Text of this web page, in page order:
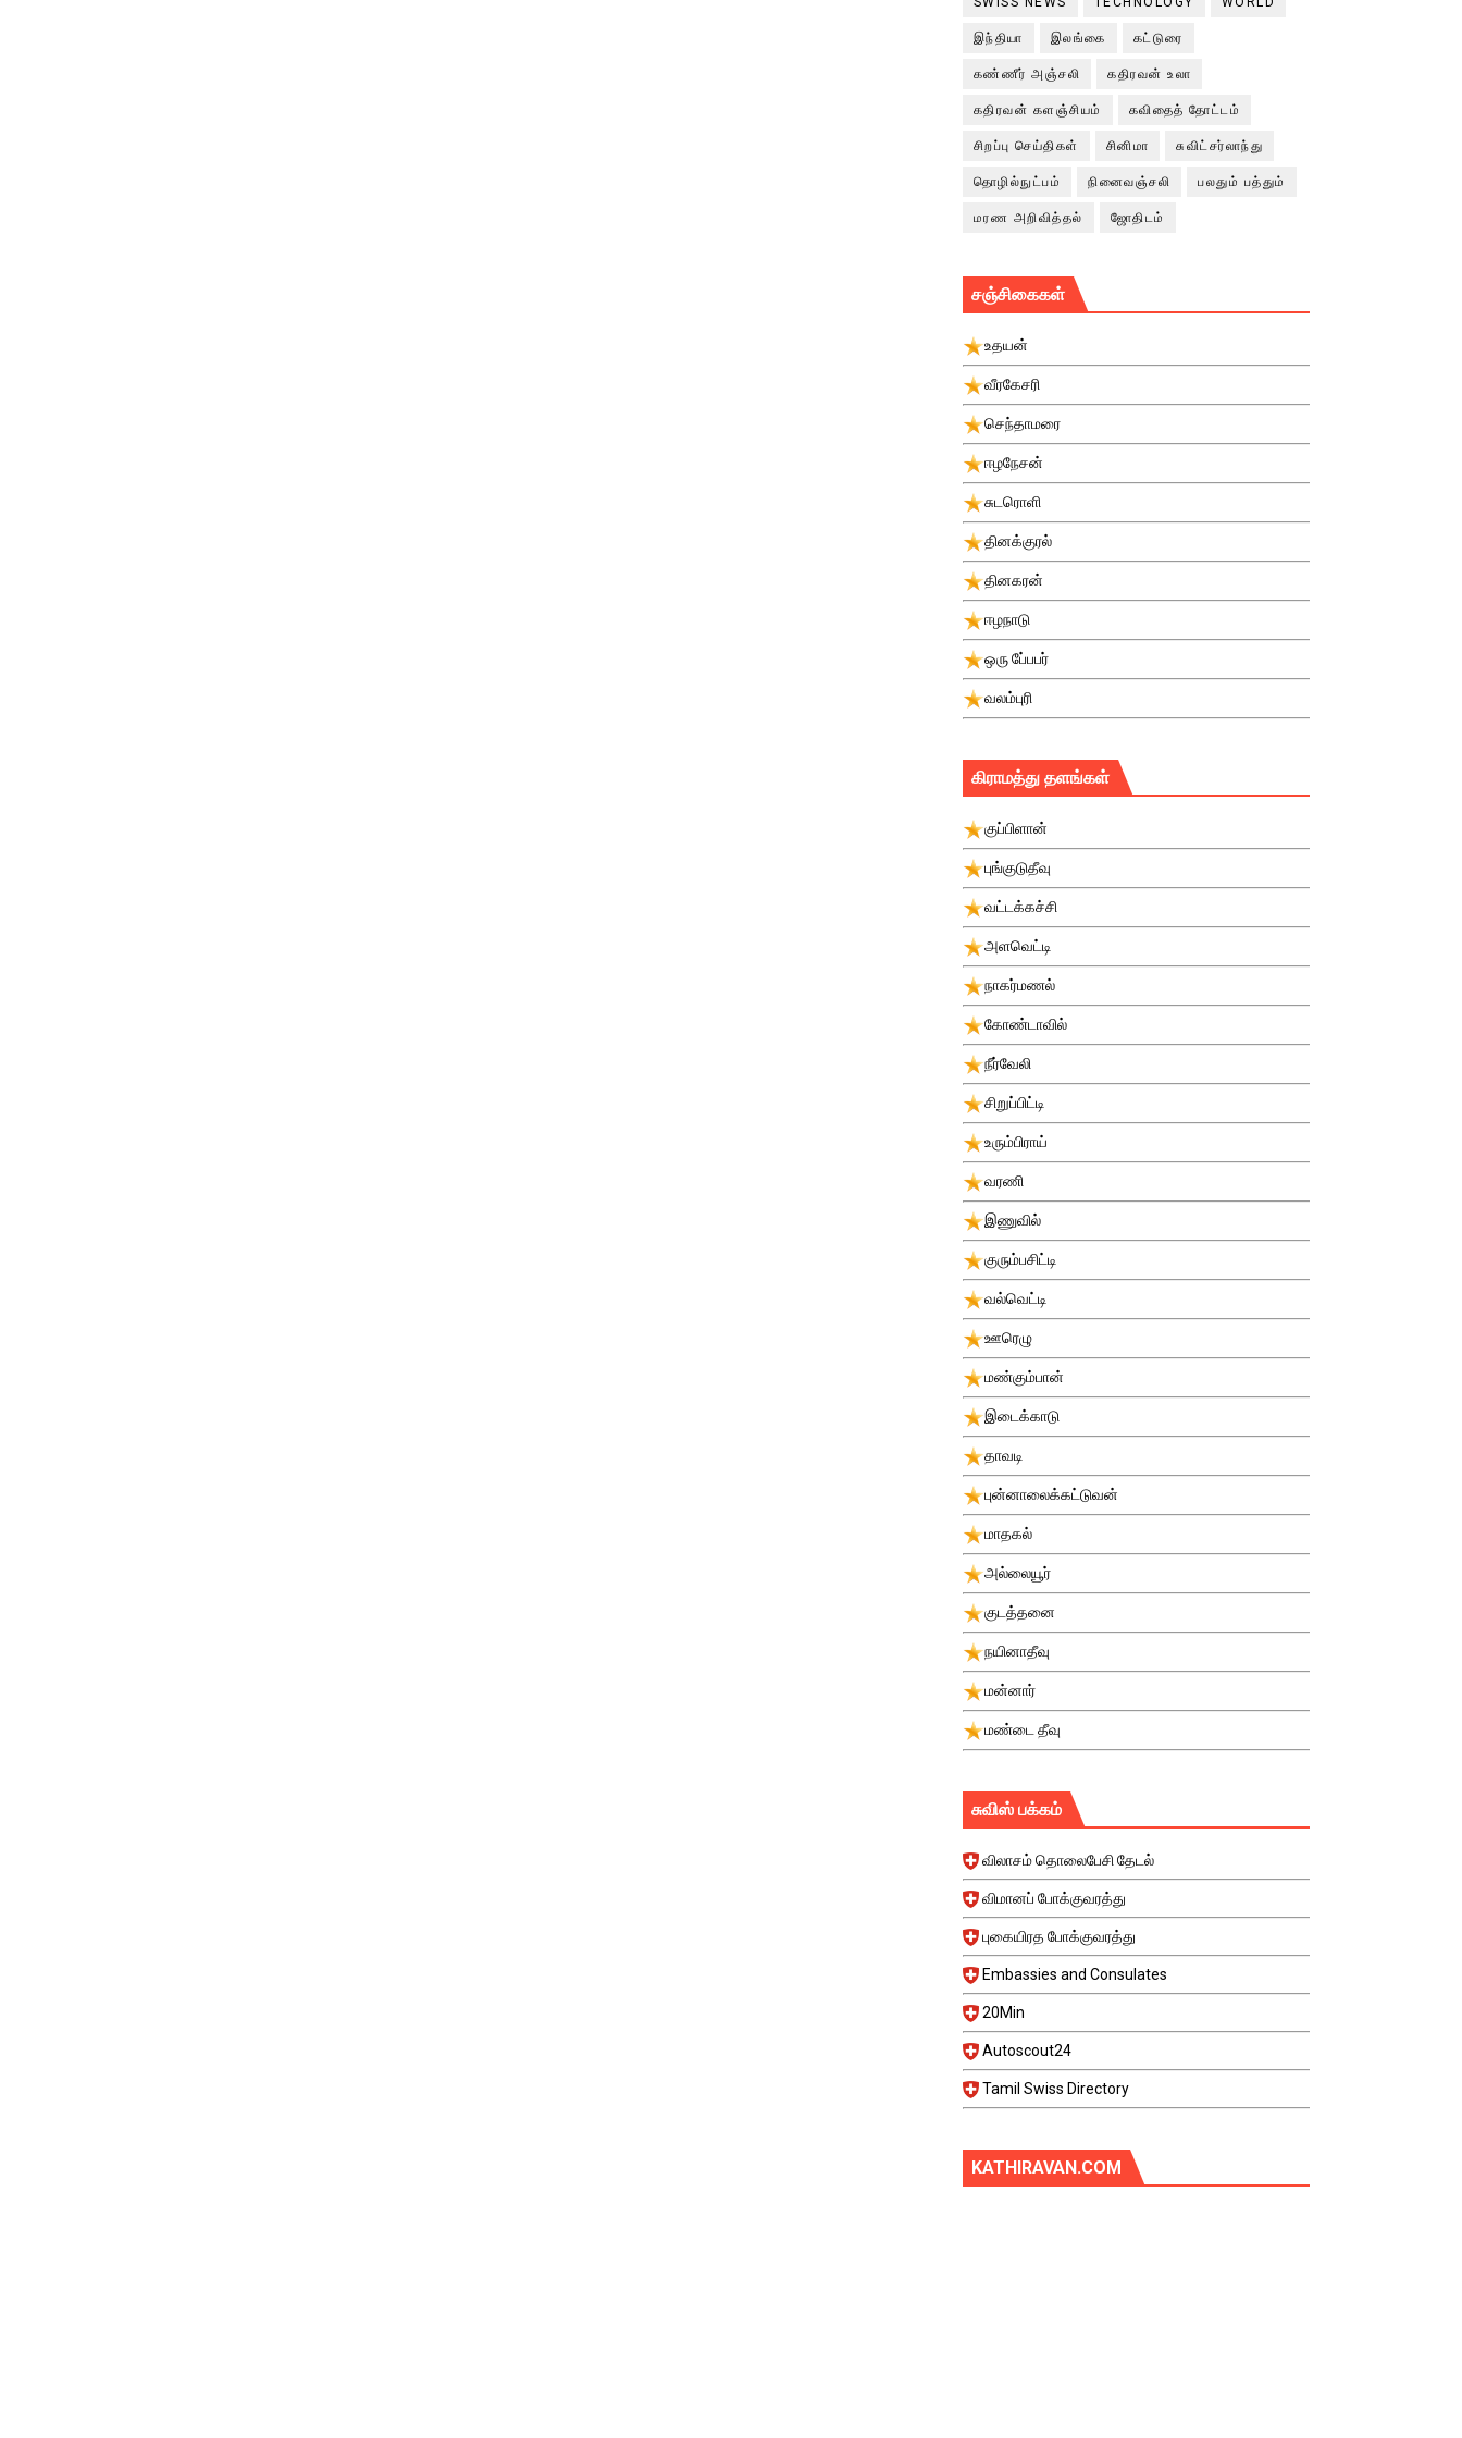
இந்தியா இலங்கை கட்டுரை
கண்ணீர் அஞ்சலி கதிரவன் உலா
கதிரவன் களஞ்சியம் கவிதைத் தோட்டம்
சிறப்பு செய்திகள் சினிமா சுவிட்சர்லாந்து
தொழில்நுட்பம் நினைவஞ்சலி பலதும் பத்தும்
மரண அறிவித்தல் ஜோதிடம்
சஞ்சிகைகள்
உதயன்
வீரகேசரி
செந்தாமரை
ஈழநேசன்
சுடரொளி
தினக்குரல்
தினகரன்
ஈழநாடு
ஒரு பே்பபர்
வலம்புரி
கிராமத்து தளங்கள்
குப்பிளான்
புங்குடுதீவு
வட்டக்கச்சி
அளவெட்டி
நாகர்மணல்
கோண்டாவில்
நீர்வேலி
சிறுப்பிட்டி
உரும்பிராய்
வரணி
இணுவில்
குரும்பசிட்டி
வல்வெட்டி
ஊரெழு
மண்கும்பான்
இடைக்காடு
தாவடி
புன்னாலைக்கட்டுவன்
மாதகல்
அல்லையூர்
குடத்தனை
நயினாதீவு
மன்னார்
மண்டை தீவு
சுவிஸ் பக்கம்
விலாசம் தொலைபேசி தேடல்
விமானப் போக்குவரத்து
புகையிரத போக்குவரத்து
Embassies and Consulates
20Min
Autoscout24
Tamil Swiss Directory
KATHIRAVAN.COM